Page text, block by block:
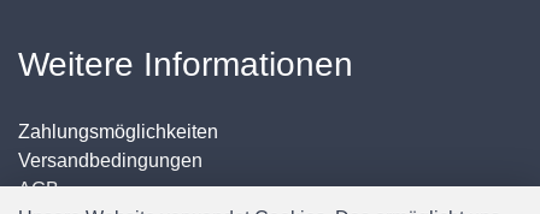
Weitere Informationen
Zahlungsmöglichkeiten
Versandbedingungen
AGB